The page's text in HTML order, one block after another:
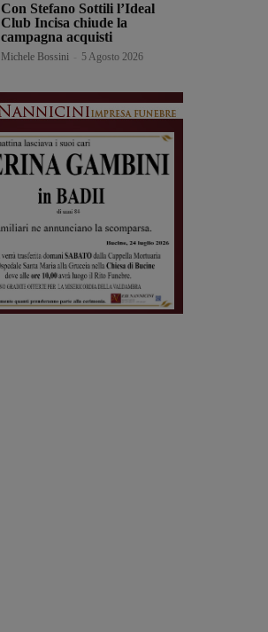
Con Stefano Sottili l’Ideal
Club Incisa chiude la
campagna acquisti
Michele Bossini 5 Agosto 2026